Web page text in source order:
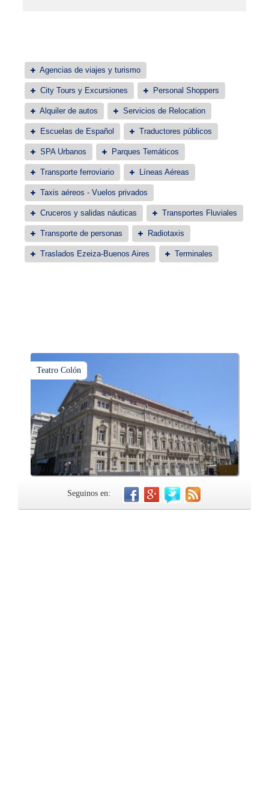
Agencias de viajes y turismo
City Tours y Excursiones Personal Shoppers
Alquiler de autos Servicios de Relocation
Escuelas de Español Traductores públicos
SPA Urbanos Parques Temáticos
Transporte ferroviario Líneas Aéreas
Taxis aéreos - Vuelos privados
Cruceros y salidas náuticas Transportes Fluviales
Transporte de personas Radiotaxis
Traslados Ezeiza-Buenos Aires Terminales
Teatro Colón
Seguinos en: